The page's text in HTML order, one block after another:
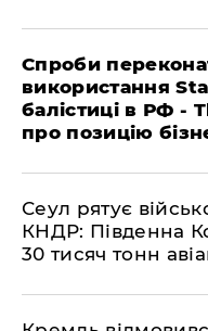
​Спроби
використання
балістиці в РФ -
про позицію
​Сеул рятує
КНДР: Південна
30 тисяч тонн